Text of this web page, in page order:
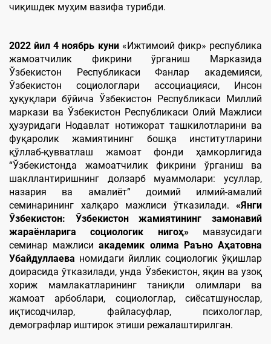
чиқишдек муҳим вазифа турибди.
2022 йил 4 ноябрь куни«Ижтимоий фикр» республика
жамоатчилик фикрини ўрганиш Марказида
Ўзбекистон Республикаси Фанлар академияси,
Ўзбекистон социологлари ассоциацияси, Инсон
ҳуқуқлари бўйича Ўзбекистон Республикаси Миллий
маркази ва Ўзбекистон Республикаси Олий Мажлиси
ҳузуридаги Нодавлат нотижорат ташкилотларини ва
фуқаролик жамиятининг бошқа институтларини
қўллаб-қувватлаш жамоат фонди ҳамкорлигида
“Ўзбекистонда жамоатчилик фикрини ўрганиш ва
шакллантиришнинг долзарб муаммолари: усуллар,
назария ва амалиёт” доимий илмий-амалий
семинарининг халқаро мажлиси ўтказилади. «Янги
Ўзбекистон: Ўзбекистон жамиятининг замонавий
жараёнларига социологик нигоҳ»мавзусидаги
семинар мажлисиакадемик олима Раъно Аҳатовна
Убайдуллаева номидаги йиллик социологик ўқишлар
доирасида ўтказилади, унда Ўзбекистон, яқин ва узоқ
хориж мамлакатларининг таниқли олимлари ва
жамоат арбоблари, социологлар, сиёсатшунослар,
иқтисодчилар, файласуфлар, психологлар,
демографлар иштирок этиши режалаштирилган.